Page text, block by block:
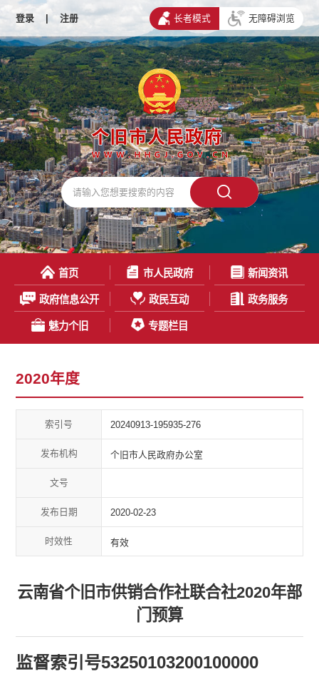
登录 | 注册 长者模式 无障碍浏览
首页 市人民政府 新闻资讯
政府信息公开 政民互动 政务服务
魅力个旧 专题栏目
2020年度
索引号 20240913-195935-276
发布机构 个旧市人民政府办公室
文号
发布日期 2020-02-23
时效性 有效
云南省个旧市供销合作社联合社2020年部
门预算
监督索引号53250103200100000